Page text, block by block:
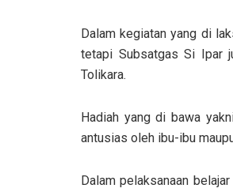
Dalam kegiatan yang di
tetapi Subsatgas Si Ipar
Tolikara.
Hadiah yang di bawa
antusias oleh ibu-ibu
Dalam pelaksanaan